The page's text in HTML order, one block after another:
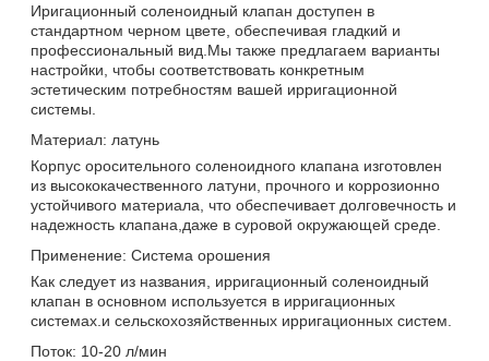
Иригационный соленоидный клапан доступен в
стандартном черном цвете, обеспечивая гладкий и
профессиональный вид.Мы также предлагаем варианты
настройки, чтобы соответствовать конкретным
эстетическим потребностям вашей ирригационной
системы.
Материал: латунь
Корпус оросительного соленоидного клапана изготовлен
из высококачественного латуни, прочного и коррозионно
устойчивого материала, что обеспечивает долговечность и
надежность клапана,даже в суровой окружающей среде.
Применение: Система орошения
Как следует из названия, ирригационный соленоидный
клапан в основном используется в ирригационных
системах.и сельскохозяйственных ирригационных систем.
Поток: 10-20 л/мин